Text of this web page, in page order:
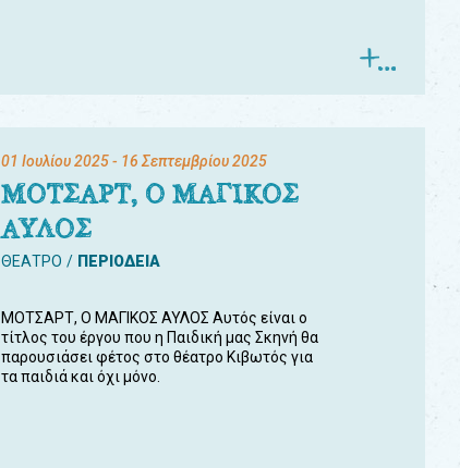
01 Ιουλίου 2025- 16 Σεπτεμβρίου 2025
ΜΟΤΣΑΡΤ, Ο ΜΑΓΙΚΟΣ
ΑΥΛΟΣ
ΘΕΑΤΡΟ ΠΕΡΙΟΔΕΙΑ
ΜΟΤΣΑΡΤ, Ο ΜΑΓΙΚΟΣ ΑΥΛΟΣ Αυτός είναι ο
τίτλος του έργου που η Παιδική μας Σκηνή θα
παρουσιάσει φέτος στο θέατρο Κιβωτός για
τα παιδιά και όχι μόνο.